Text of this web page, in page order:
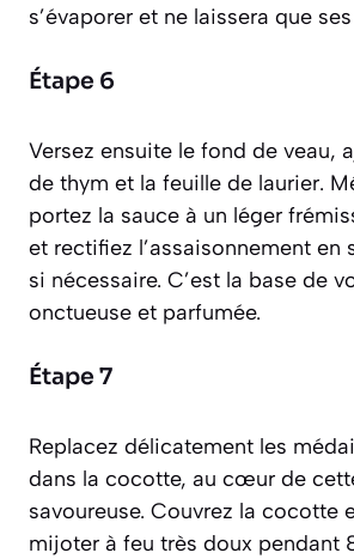
s’évaporer et ne laissera que
Étape 6
Versez ensuite le fond de veau,
de thym et la feuille de laurier.
portez la sauce à un léger
et rectifiez l’assaisonnement en
si nécessaire. C’est la base de
onctueuse et parfumée.
Étape 7
Replacez délicatement les
dans la cocotte, au cœur de
savoureuse. Couvrez la cocotte
mijoter à feu très doux pendant